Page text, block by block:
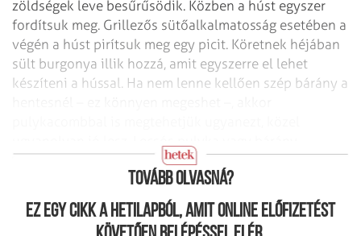
zöldségek leve besűrűsödik. Közben a húst egyszer
fordítsuk meg. Grillezős sütőalkalmatosság esetében a
végén a húst pirítsuk meg egy picit. Köretnek héjában
sült burgonya illik hozzá, amit egyszerre el lehet
készíteni a hússal. Ha nem lenne kellően szép bárány a
egészen másként. Kellemes időtöltést! (mlg)
Tovább olvasná?
Ez egy cikk a hetilapból, amit online előfizetést